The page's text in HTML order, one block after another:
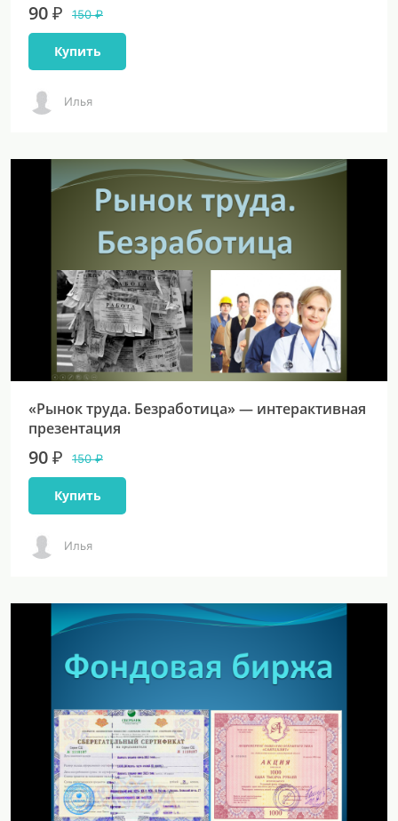
90 ₽ 150 ₽
Купить
Илья
«Рынок труда. Безработица» — интерактивная
презентация
90 ₽ 150 ₽
Купить
Илья